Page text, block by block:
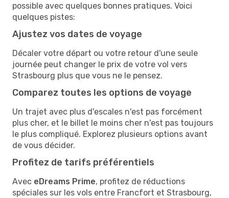
possible avec quelques bonnes pratiques. Voici
quelques pistes:
Ajustez vos dates de voyage
Décaler votre départ ou votre retour d'une seule
journée peut changer le prix de votre vol vers
Strasbourg plus que vous ne le pensez.
Comparez toutes les options de voyage
Un trajet avec plus d'escales n'est pas forcément
plus cher, et le billet le moins cher n'est pas toujours
le plus compliqué. Explorez plusieurs options avant
de vous décider.
Profitez de tarifs préférentiels
Avec eDreams Prime, profitez de réductions
spéciales sur les vols entre Francfort et Strasbourg,